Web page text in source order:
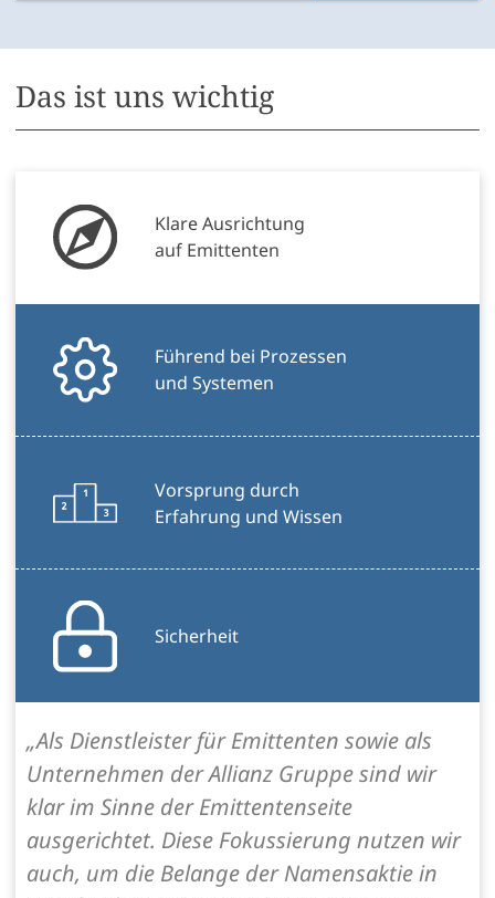
Das ist uns wichtig
Klare Ausrichtung
auf Emittenten
Führend bei Prozessen
und Systemen
Vorsprung durch
Erfahrung und Wissen
Sicherheit
„Als Dienstleister für Emittenten sowie als
Unternehmen der Allianz Gruppe sind wir
klar im Sinne der Emittentenseite
ausgerichtet. Diese Fokussierung nutzen wir
auch, um die Belange der Namensaktie in